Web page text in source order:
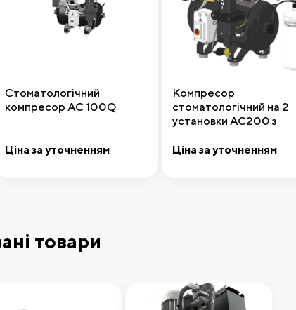
Стоматологічний
компресор AC 100Q
Ціна за уточненням
Додати до кошика
Компресор
стоматологічний на 2
установки AC200 з
Ціна за уточненням
Додати до кошика
товари